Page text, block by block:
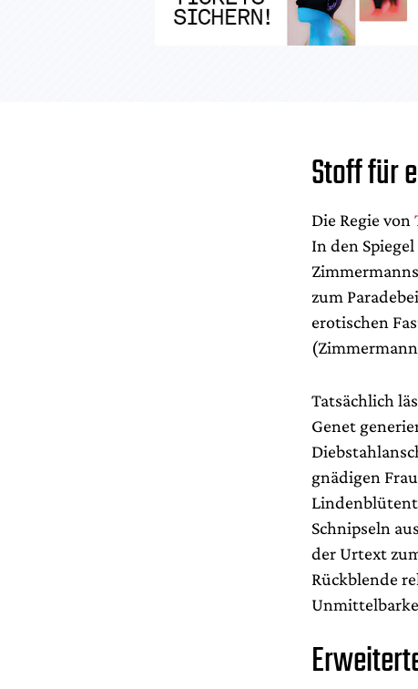
Stoff für
Die Regie von
In den
zum
erotischen
Tatsächlich
Genet
gnädigen
Schnipseln
der Urtext
Rückblende